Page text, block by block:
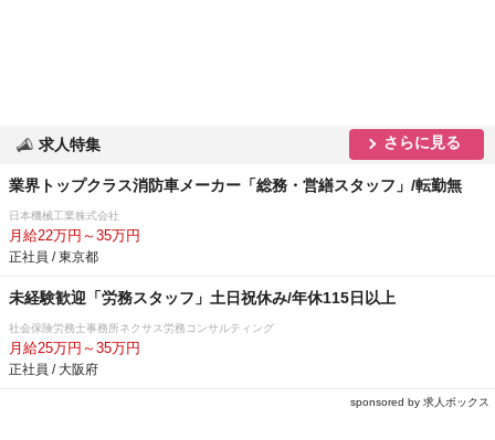
求人特集 さらに見る
業界トップクラス消防車メーカー「総務・営繕スタッフ」/転勤無
日本機械工業株式会社
月給22万円～35万円
正社員 / 東京都
未経験歓迎「労務スタッフ」土日祝休み/年休115日以上
社会保険労務士事務所ネクサス労務コンサルティング
月給25万円～35万円
正社員 / 大阪府
sponsored by 求人ボックス